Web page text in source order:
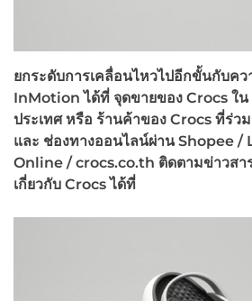
ยกระดับการเคลื่อนไหวไปอีกขั้นกับค
InMotion ได้ที่ จุดขายของ Crocs ใน
ประเทศ หรือ ร้านค้าของ Crocs ที่ร่ว
และ ช่องทางออนไลน์ผ่านShopee /
Online / crocs.co.th ติดตามข่าวสา
เกี่ยวกับ Crocs ได้ที่